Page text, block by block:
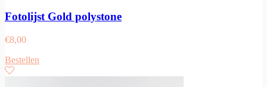
Fotolijst Gold polystone
€8,00
Bestellen